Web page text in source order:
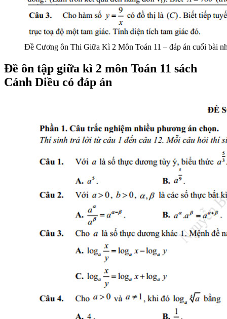
Đề Cương ôn Thi Giữa Kì 2 Môn Toán 11 – đáp án cuối bài
Đề ôn tập giữa kì 2 môn Toán 11 sách
Cánh Diều có đáp án